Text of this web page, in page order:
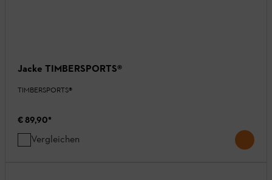
Jacke TIMBERSPORTS®
TIMBERSPORTS®
€ 89,90*
Vergleichen